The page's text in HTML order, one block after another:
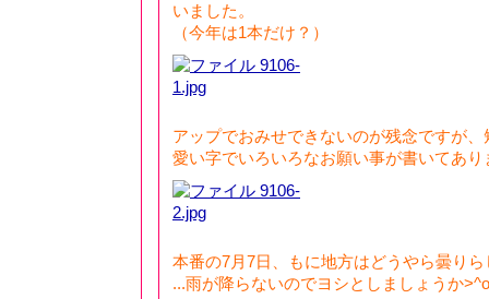
いました。
（今年は1本だけ？）
アップでおみせできないのが残念ですが
愛い字でいろいろなお願い事が書いてあ
本番の7月7日、もに地方はどうやら曇り
...雨が降らないのでヨシとしましょうか